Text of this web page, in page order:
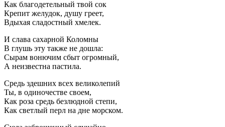
Как благодетельный твой сок
Крепит желудок, душу греет,
Вдыхая сладостный хмелек.
И слава сахарной Коломны
В глушь эту также не дошла:
Сырам вонючим сбыт огромный,
А неизвестна пастила.
Средь здешних всех великолепий
Ты, в одиночестве своем,
Как роза средь безлюдной степи,
Как светлый перл на дне морском.